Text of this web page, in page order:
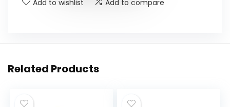
Add to wishlist Add to compare
Related Products